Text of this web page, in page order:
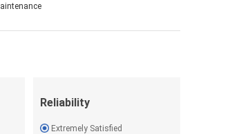
Reliability
Extremely Satisfied